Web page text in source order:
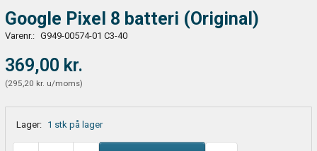
Google Pixel 8 batteri (Original)
Varenr.: G949-00574-01 C3-40
369,00 kr.
(295,20 kr. u/moms)
Lager: 1 stk på lager